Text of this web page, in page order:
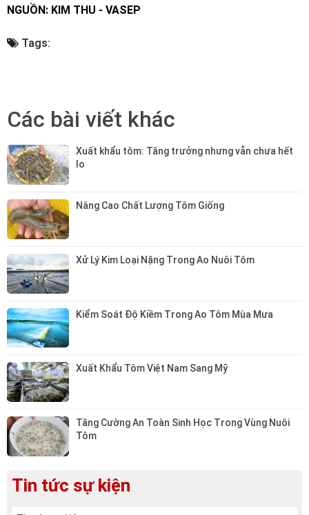
NGUỒN: KIM THU - VASEP
Tags:
Các bài viết khác
Xuất khẩu tôm: Tăng trưởng nhưng vẫn chưa hết
lo
Nâng Cao Chất Lượng Tôm Giống
Xử Lý Kim Loại Nặng Trong Ao Nuôi Tôm
Kiểm Soát Độ Kiềm Trong Ao Tôm Mùa Mưa
Xuất Khẩu Tôm Việt Nam Sang Mỹ
Tăng Cường An Toàn Sinh Học Trong Vùng Nuôi
Tôm
Tin tức sự kiện